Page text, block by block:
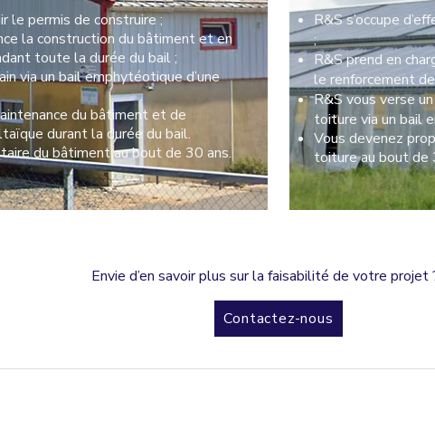
le permis de construire ;
la construction du bâtiment et en
toute la durée du bail ;
via un bail emphytéotique d’une
du bâtiment et de
durant la durée du bail.
du bâtiment au bout de 30 ans.
R&S s’occupe
;
R&S prend en
le renforcement
R&S vous verse
toiture via un bail
Vous devenez
toiture au bout de
Envie d’en savoir plus sur la faisabilité de votre projet
Contactez-nous